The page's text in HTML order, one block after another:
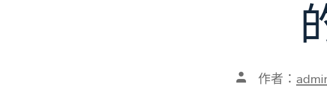
文 作者：